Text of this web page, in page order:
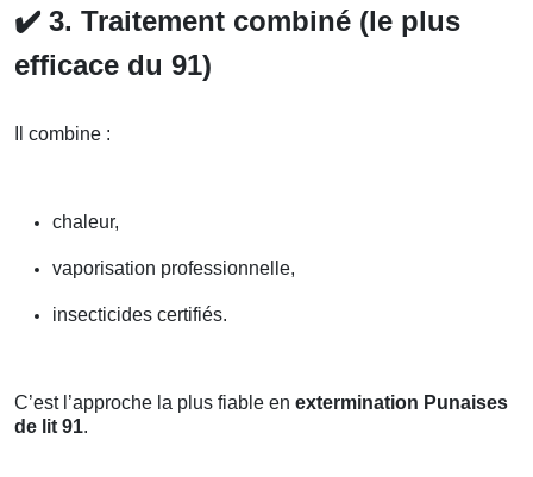
✔️ 3. Traitement combiné (le plus
efficace du 91)
Il combine :
chaleur,
vaporisation professionnelle,
insecticides certifiés.
C’est l’approche la plus fiable en extermination Punaises
de lit 91.